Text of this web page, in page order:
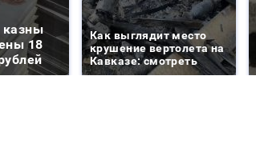
казны
18
Как выглядит место
крушение вертолета на
Кавказе: смотреть